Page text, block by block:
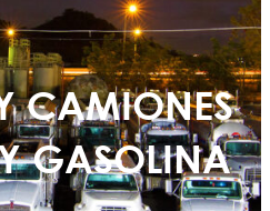
CAMIONES
GASOLINA